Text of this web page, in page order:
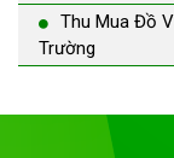
Thu Mua Đồ
Trường